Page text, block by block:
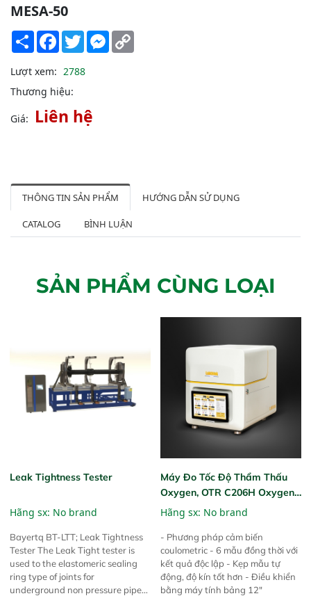
MESA-50
Share Facebook
TwitterMessenger
Lượt xem: 2788
Thương hiệu:
Giá: Liên hệ
THÔNG TIN SẢN PHẨM HƯỚNG DẪN SỬ DỤNG
CATALOG BÌNH LUẬN
SẢN PHẨM CÙNG LOẠI
Leak Tightness Tester
Hãng sx: No brand
Bayertq BT-LTT; Leak Tightness
Tester The Leak Tight tester is
used to the elastomeric sealing
ring type of joints for
underground non pressure pipe
Máy Đo Tốc Độ Thẩm Thấu
Oxygen, OTR C206H Oxygen
Transmission Rate Test
System
Hãng sx: No brand
- Phương pháp cảm biến
coulometric - 6 mẫu đồng thời với
kết quả độc lập - Kẹp mẫu tự
động, độ kín tốt hơn - Điều khiển
bằng máy tính bảng 12"